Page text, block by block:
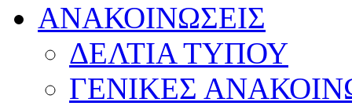
ΑΝΑΚΟΙΝΩΣΕΙΣ
ΔΕΛΤΙΑ ΤΥΠΟΥ
ΓΕΝΙΚΕΣ